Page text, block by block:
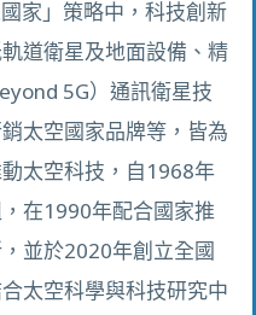
家」策略中，科技創新
道衛星及地面設備、精
5G）通訊衛星技
太空國家品牌等，皆為
太空科技，自1968年
在1990年配合國家推
並於2020年創立全國
太空科學與科技研究中